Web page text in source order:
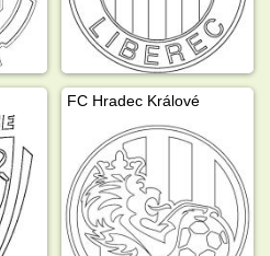
FC Hradec Králové